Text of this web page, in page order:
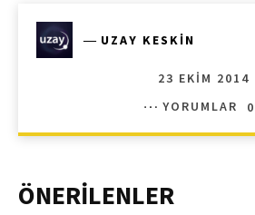
― UZAY KESKIN
23 EKIM 2014
YORUMLAR
0
ÖNERİLENLER